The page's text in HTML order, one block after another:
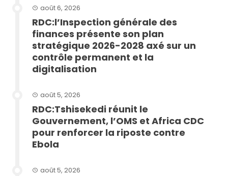
août 6, 2026
RDC:l’Inspection générale des
finances présente son plan
stratégique 2026-2028 axé sur un
contrôle permanent et la
digitalisation
août 5, 2026
RDC:Tshisekedi réunit le
Gouvernement, l’OMS et Africa CDC
pour renforcer la riposte contre
Ebola
août 5, 2026